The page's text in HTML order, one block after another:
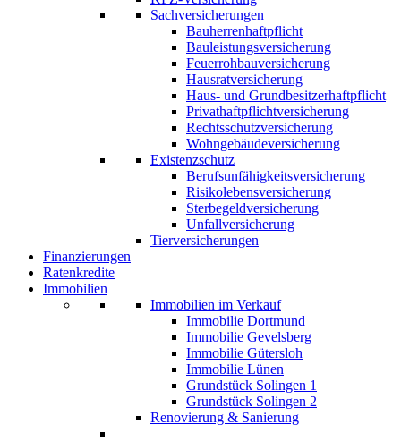
Sachversicherungen
Bauherrenhaftpflicht
Bauleistungsversicherung
Feuerrohbauversicherung
Hausratversicherung
Haus- und Grundbesitzerhaftpflicht
Privathaftpflichtversicherung
Rechtsschutzversicherung
Wohngebäudeversicherung
Existenzschutz
Berufsunfähigkeitsversicherung
Risikolebensversicherung
Sterbegeldversicherung
Unfallversicherung
Tierversicherungen
Finanzierungen
Ratenkredite
Immobilien
Immobilien im Verkauf
Immobilie Dortmund
Immobilie Gevelsberg
Immobilie Gütersloh
Immobilie Lünen
Grundstück Solingen 1
Grundstück Solingen 2
Renovierung & Sanierung